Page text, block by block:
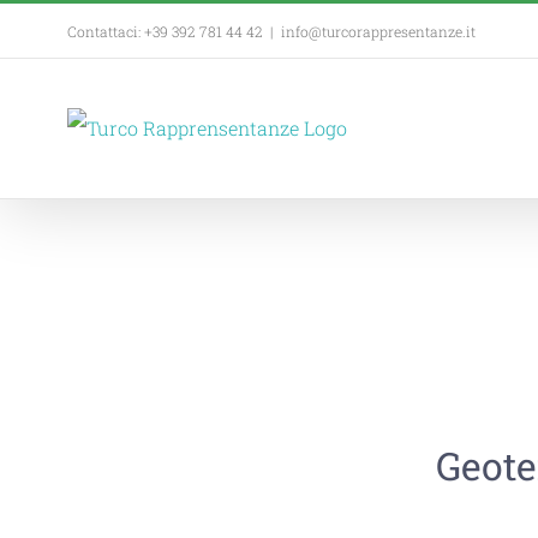
Contattaci: +39 392 781 44 42 | info@turcorappresentanze.it